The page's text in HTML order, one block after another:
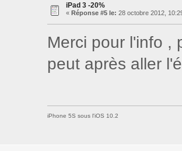
iPad 3 -20%
« Réponse #5 le: 28 octobre 2012,
Merci pour l'info ,
peut après aller
iPhone 5S sous l'iOS 10.2